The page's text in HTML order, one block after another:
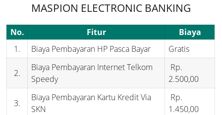
MASPION ELECTRONIC BANKING
No. Fitur
Biaya
1.
Biaya Pembayaran HP Pasca Bayar Gratis
2.
Biaya Pembayaran Internet Telkom
Speedy
Rp.
2.500,00
3.
Biaya Pembayaran Kartu Kredit Via
SKN
Rp.
1.450,00